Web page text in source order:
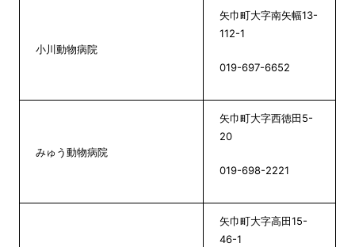
小川動物病院
矢巾町大字南矢幅13-
112-1
019-697-6652
みゅう動物病院
矢巾町大字西徳田5-
20
019-698-2221
矢巾町大字高田15-
46-1